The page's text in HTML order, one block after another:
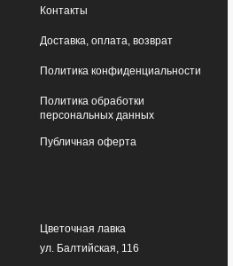
Контакты
Доставка, оплата, возврат
Политика конфиденциальности
Политика обработки
персональных данных
Публичная оферта
Цветочная лавка
ул. Балтийская, 116